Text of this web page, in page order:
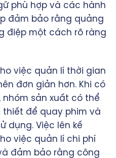
phù hợp và các hành
đảm bảo rằng quảng
điệp một cách rõ ràng
việc quản lí thời gian
đơn giản hơn. Khi có
nhóm sản xuất có thể
để quay phim và
dụng. Việc lên kế
việc quản lí chi phí
đảm bảo rằng công